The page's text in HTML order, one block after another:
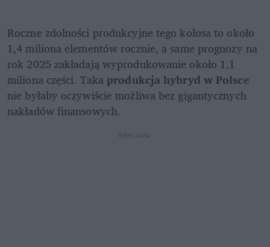
Roczne zdolności produkcyjne tego kolosa to około
1,4 miliona elementów rocznie, a same prognozy na
rok 2025 zakładają wyprodukowanie około 1,1
miliona części. Taka produkcja hybryd w Polsce
nie byłaby oczywiście możliwa bez gigantycznych
nakładów finansowych.
REKLAMA